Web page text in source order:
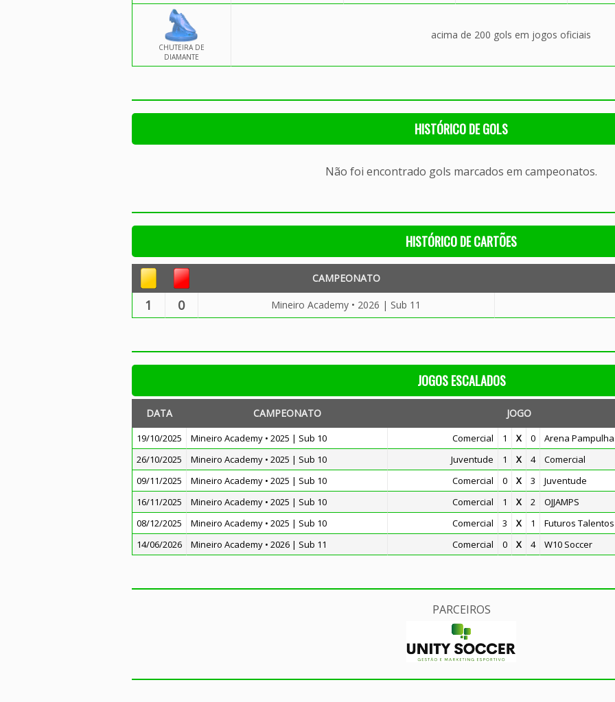
CHUTEIRA DE
DIAMANTE
acima de 200 gols em jogos oficiais
HISTÓRICO DE GOLS
Não foi encontrado gols marcados em campeonatos.
HISTÓRICO DE CARTÕES
CAMPEONATO
1 0 Mineiro Academy • 2026 | Sub 11
JOGOS ESCALADOS
DATA CAMPEONATO JOGO
19/10/2025 Mineiro Academy • 2025 | Sub 10 Comercial 1 X 0 Arena Pampulha
26/10/2025
Mineiro Academy • 2025 | Sub 10 Juventude 1 X 4 Comercial
09/11/2025
Mineiro Academy • 2025 | Sub 10 Comercial 0 X 3 Juventude
16/11/2025
Mineiro Academy • 2025 | Sub 10 Comercial 1 X 2 OJJAMPS
08/12/2025
Mineiro Academy • 2025 | Sub 10 Comercial 3 X 1 Futuros Talentos
14/06/2026
Mineiro Academy • 2026 | Sub 11 Comercial 0 X 4 W10 Soccer
PARCEIROS